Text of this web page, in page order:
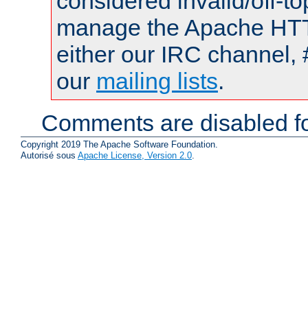
manage the Apache
either our IRC channel,
our mailing lists.
Comments are disabled
Copyright 2019 The Apache Software Foundation.
Autorisé sous Apache License, Version 2.0